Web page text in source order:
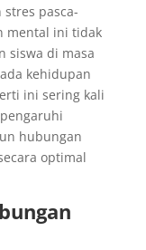
pasca-
mental ini tidak
siswa di masa
kehidupan
ini sering kali
hubungan
optimal